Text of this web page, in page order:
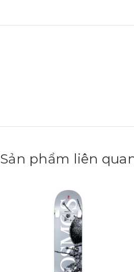
Sản phẩm liên